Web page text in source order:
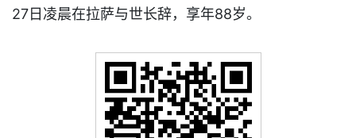
27日凌晨在拉萨与世长辞，享年88岁。